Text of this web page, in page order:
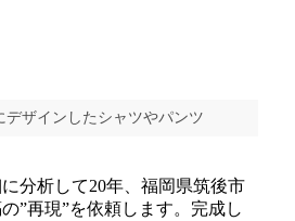
デザインしたシャツやパンツ
分析して20年、福岡県筑後市
”再現”を依頼します。完成し